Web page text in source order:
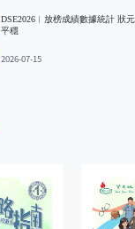
DSE2026︱放榜成績數據統計 狀
平穩
2026-07-15